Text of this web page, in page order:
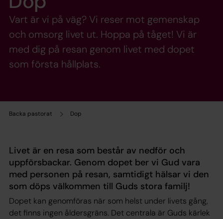
Backa pastorat Dop
Vart är vi på väg? Vi reser mot gemenskap
och omsorg livet ut. Hoppa på tåget! Vi är
med dig på resan genom livet med dopet
som första hållplats.
Livet är en resa som består av nedför och
uppförsbackar. Genom dopet ber vi Gud vara
med personen på resan, samtidigt hälsar vi den
som döps välkommen till Guds stora familj!
Dopet kan genomföras när som helst under livets gång,
det finns ingen åldersgräns. Det centrala är Guds kärlek